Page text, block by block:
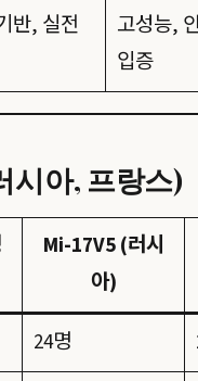
반, 실전
고성능,
입증
시아, 프랑스)
Mi-17V5 (러시
아)
24명